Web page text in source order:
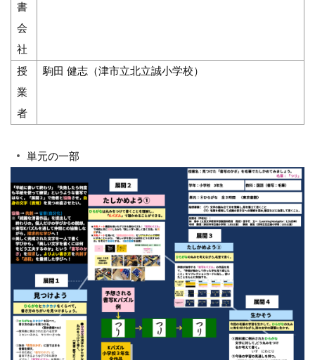
書
会
社
授
業
者
駒田 健志（津市立北立誠小学校）
単元の一部